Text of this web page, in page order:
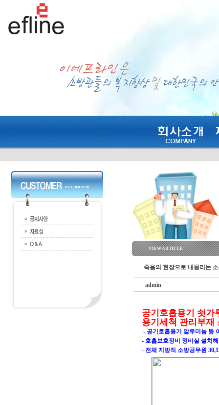
VIEW ARTICLE
죽음의 현장으로 내몰리는
admin
공기호흡용기 쇳가
용기세척 관리부재
- 공기호흡용기 알루미늄 등
- 호흡보호장비 정비실 설치
- 전체 지방직 소방공무원